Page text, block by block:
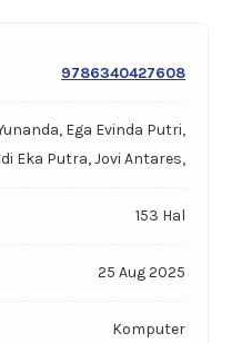
9786340427608
Ega Evinda Putri,
Eka Putra, Jovi Antares,
153 Hal
25 Aug 2025
Komputer